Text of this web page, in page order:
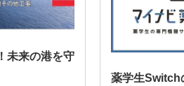
未来の港を守
薬学生Switch